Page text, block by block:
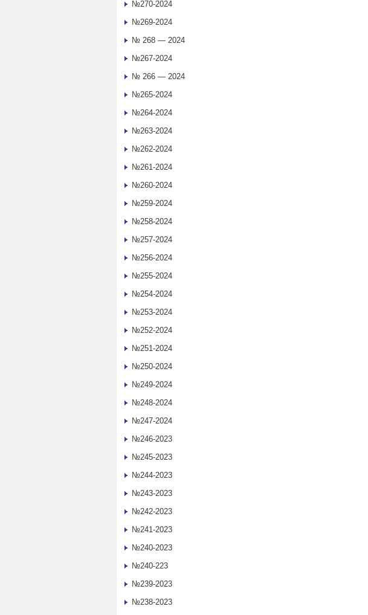
№270-2024
№269-2024
№ 268 — 2024
№267-2024
№ 266 — 2024
№265-2024
№264-2024
№263-2024
№262-2024
№261-2024
№260-2024
№259-2024
№258-2024
№257-2024
№256-2024
№255-2024
№254-2024
№253-2024
№252-2024
№251-2024
№250-2024
№249-2024
№248-2024
№247-2024
№246-2023
№245-2023
№244-2023
№243-2023
№242-2023
№241-2023
№240-2023
№240-223
№239-2023
№238-2023